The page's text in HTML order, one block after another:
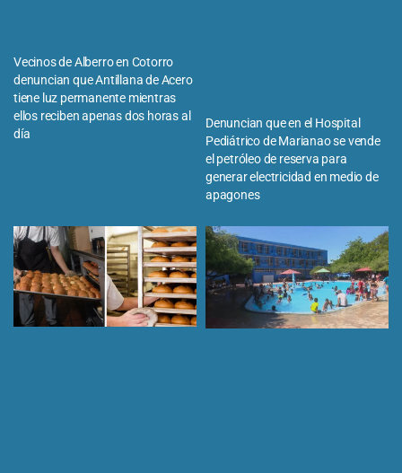
Vecinos de Alberro en Cotorro
denuncian que Antillana de Acero
tiene luz permanente mientras
ellos reciben apenas dos horas al
día
Denuncian que en el Hospital
Pediátrico de Marianao se vende
el petróleo de reserva para
generar electricidad en medio de
apagones